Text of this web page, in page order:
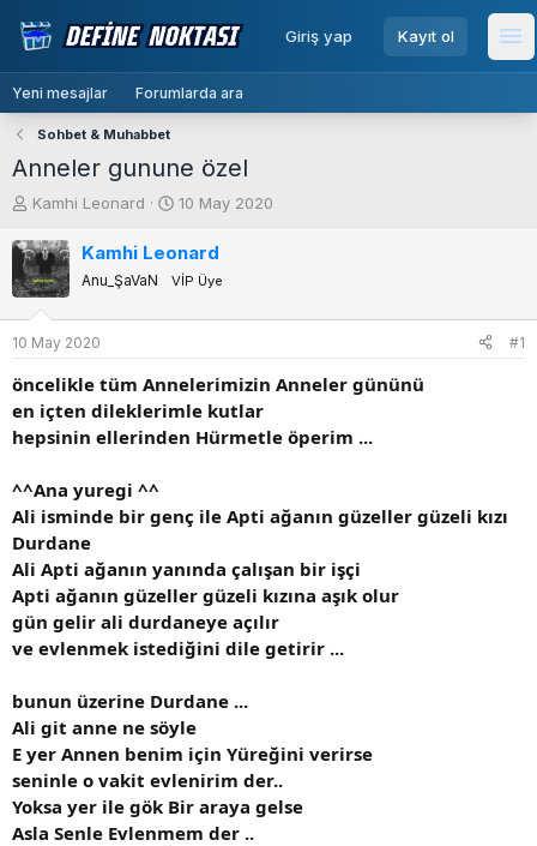
Giriş yap Kayıt ol menu
Yeni mesajlar Forumlarda ara
Sohbet & Muhabbet
Anneler gunune özel
K
n
b
u
y
u
b
a
ş
a
a
n
Kamhi Leonard
B
ş
n
ı
ç
t
i
10 May 2020
Kamhi Leonard
Anu_ŞaVaN VİP Üye
10 May 2020 #1
öncelikle tüm Annelerimizin Anneler gününü
en içten dileklerimle kutlar
hepsinin ellerinden Hürmetle öperim ...
^^Ana yuregi ^^
Ali isminde bir genç ile Apti ağanın güzeller güzeli kızı
Durdane
Ali Apti ağanın yanında çalışan bir işçi
Apti ağanın güzeller güzeli kızına aşık olur
gün gelir ali durdaneye açılır
ve evlenmek istediğini dile getirir ...
bunun üzerine Durdane ...
Ali git anne ne söyle
E yer Annen benim için Yüreğini verirse
seninle o vakit evlenirim der..
Yoksa yer ile gök Bir araya gelse
Asla Senle Evlenmem der ..